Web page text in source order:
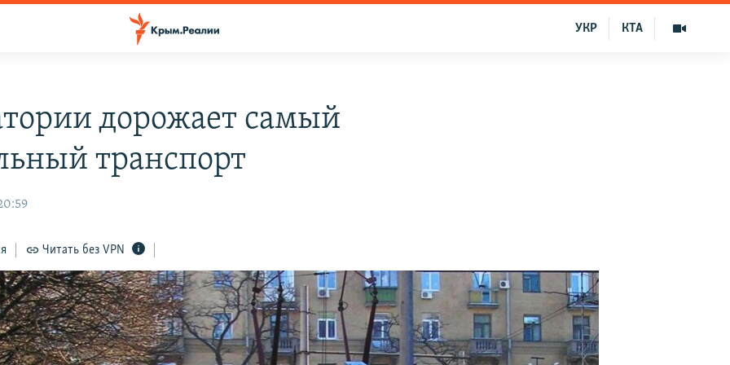
КТА
УКР
дорожает самый
транспорт
Читать без VPN